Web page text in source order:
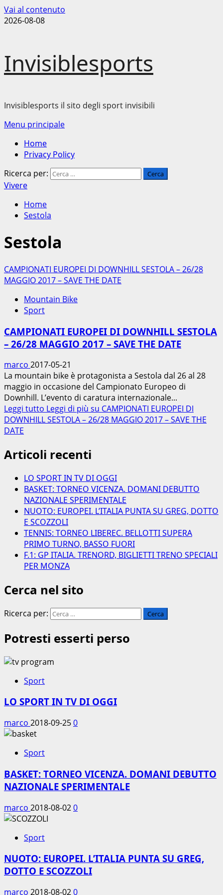
Vai al contenuto
2026-08-08
Invisiblesports
Invisiblesports il sito degli sport invisibili
Menu principale
Home
Privacy Policy
Ricerca per:
Vivere
Home
Sestola
Sestola
CAMPIONATI EUROPEI DI DOWNHILL SESTOLA – 26/28
MAGGIO 2017 – SAVE THE DATE
Mountain Bike
Sport
CAMPIONATI EUROPEI DI DOWNHILL SESTOLA
– 26/28 MAGGIO 2017 – SAVE THE DATE
marco 2017-05-21
La mountain bike è protagonista a Sestola dal 26 al 28
maggio in occasione del Campionato Europeo di
Downhill. L’evento di caratura internazionale...
Leggi tutto Leggi di più su CAMPIONATI EUROPEI DI
DOWNHILL SESTOLA – 26/28 MAGGIO 2017 – SAVE THE
DATE
Articoli recenti
LO SPORT IN TV DI OGGI
BASKET: TORNEO VICENZA. DOMANI DEBUTTO
NAZIONALE SPERIMENTALE
NUOTO: EUROPEI. L’ITALIA PUNTA SU GREG, DOTTO
E SCOZZOLI
TENNIS: TORNEO LIBEREC. BELLOTTI SUPERA
PRIMO TURNO, BASSO FUORI
F.1: GP ITALIA. TRENORD, BIGLIETTI TRENO SPECIALI
PER MONZA
Cerca nel sito
Ricerca per:
Potresti esserti perso
Sport
LO SPORT IN TV DI OGGI
marco 2018-09-250
Sport
BASKET: TORNEO VICENZA. DOMANI DEBUTTO
NAZIONALE SPERIMENTALE
marco 2018-08-020
Sport
NUOTO: EUROPEI. L’ITALIA PUNTA SU GREG,
DOTTO E SCOZZOLI
marco 2018-08-020